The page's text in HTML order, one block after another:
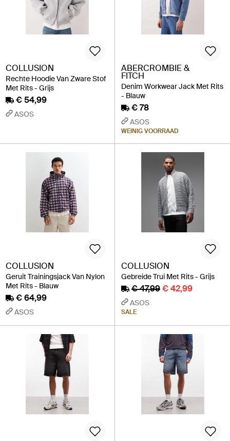
COLLUSION
Rechte Hoodie Van Zware Stof
Met Rits - Grijs
€ 54,99
ASOS
ABERCROMBIE &
FITCH
Denim Workwear Jack Met Rits
- Blauw
€ 78
ASOS
WEINIG VOORRAAD
COLLUSION
Geruit Trainingsjack Van Nylon
Met Rits - Blauw
€ 64,99
ASOS
COLLUSION
Gebreide Trui Met Rits - Grijs
€ 47,99€ 42,99
ASOS
SALE